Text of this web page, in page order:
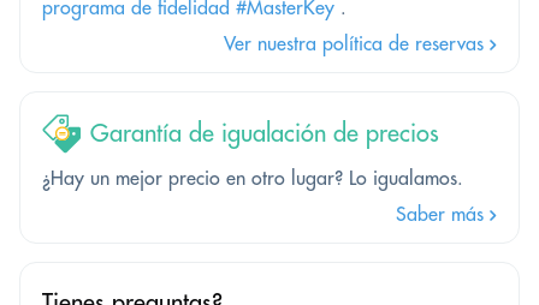
programa de fidelidad #MasterKey .
Ver nuestra política de reservas
Garantía de igualación de precios
¿Hay un mejor precio en otro lugar? Lo igualamos.
Saber más